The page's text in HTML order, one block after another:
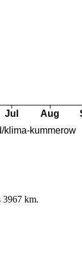
3967 km.